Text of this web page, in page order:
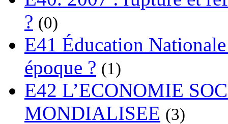
? (0)
E41 Éducation
époque ? (1)
E42 L’ECONOMIE
MONDIALISEE (3)